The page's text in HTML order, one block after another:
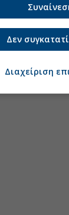
Δεν
Διαχείριση